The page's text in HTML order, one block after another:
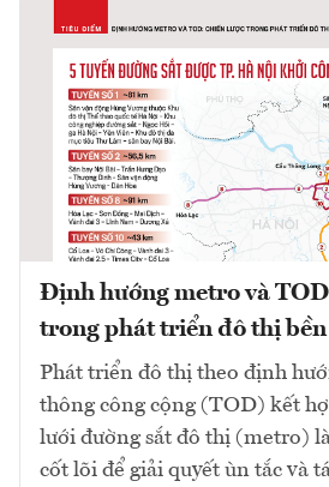
Định hướng metro và
trong phát triển đô thị
Phát triển đô thị theo định
thông công cộng (TOD) kết
lưới đường sắt đô thị (metro)
cốt lõi để giải quyết ùn tắc và